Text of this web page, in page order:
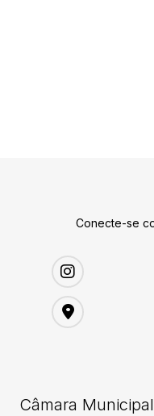
Conecte-se
Câmara